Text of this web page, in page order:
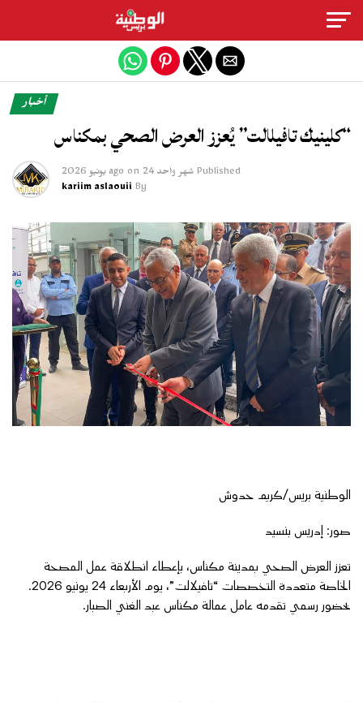
أخبار
“كلينيك تافيلالت” يُعزز العرض الصحي بمكناس
Published شهر واحد ago on 24 يونيو 2026
By
kariim aslaouii
الوطنية بريس/كريم حدوش
صور: إدريس بنسيد
تعزز العرض الصحي بمدينة مكناس، بإعطاء انطلاقة عمل المصحة
الخاصة متعددة التخصصات “تافيلالت”، يوم الأربعاء 24 يونيو 2026.
بحضور رسمي تقدمه عامل عمالة مكناس عبد الغني الصبار.
Exit mobile version